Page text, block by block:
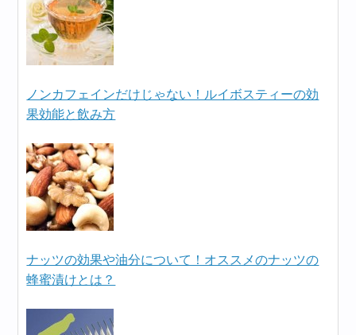
ノンカフェインだけじゃない！ルイボスティーの効
果効能と飲み方
ナッツの効果や油分について！オススメのナッツの
蜂蜜漬けとは？